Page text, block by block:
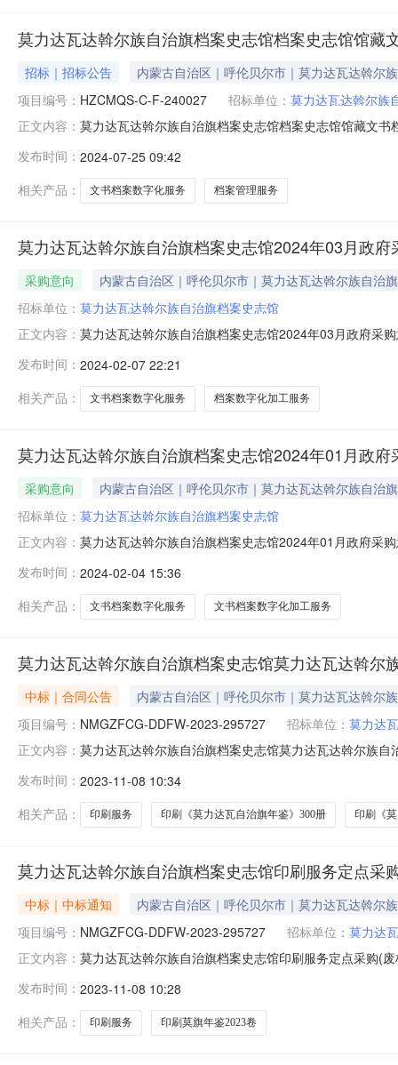
莫力达瓦达斡尔族自治旗档案史志馆档案史志馆馆藏
招标｜招标公告
内蒙古自治区｜呼伦贝尔市｜莫力达瓦达斡尔
项目编号： HZCMQS-C-F-240027 招标单位： 莫力达瓦达斡尔族
正文内容： 莫力达瓦达斡尔族自治旗档案史志馆档案史志馆馆藏文
化服务采购方式：竞争性磋商预算金额：2,220,000.00
发布时间： 2024-07-25 09:42
相关产品：
文书档案数字化服务 档案管理服务
莫力达瓦达斡尔族自治旗档案史志馆2024年03月政府
采购意向
内蒙古自治区｜呼伦贝尔市｜莫力达瓦达斡尔族自治旗
招标单位： 莫力达瓦达斡尔族自治旗档案史志馆
正文内容： 莫力达瓦达斡尔族自治旗档案史志馆2024年03月政府采
购项目名称采购需求概况预算金额(万元)预计采购时间备
发布时间： 2024-02-07 22:21
相关产品：
文书档案数字化服务 档案数字化加工服务
莫力达瓦达斡尔族自治旗档案史志馆2024年01月政府
采购意向
内蒙古自治区｜呼伦贝尔市｜莫力达瓦达斡尔族自治旗
招标单位： 莫力达瓦达斡尔族自治旗档案史志馆
正文内容： 莫力达瓦达斡尔族自治旗档案史志馆2024年01月政府采
购需求概况预算金额(万元)预计采购时间备注1莫力达瓦
发布时间： 2024-02-04 15:36
相关产品：
文书档案数字化服务 文书档案数字化加工服务
莫力达瓦达斡尔族自治旗档案史志馆莫力达瓦达斡
中标｜合同公告
内蒙古自治区｜呼伦贝尔市｜莫力达瓦达斡尔
项目编号： NMGZFCG-DDFW-2023-295727 招标单位： 莫力达
正文内容： 莫力达瓦达斡尔族自治旗档案史志馆莫力达瓦达斡尔族
采购(废标重上项目)五、合同主体采购人(甲方)：莫力达
发布时间： 2023-11-08 10:34
相关产品：
印刷服务 印刷《莫力达瓦自治旗年鉴》300册 印刷《
莫力达瓦达斡尔族自治旗档案史志馆印刷服务定点采
中标｜中标通知
内蒙古自治区｜呼伦贝尔市｜莫力达瓦达斡尔
项目编号： NMGZFCG-DDFW-2023-295727 招标单位： 莫力达
正文内容： 莫力达瓦达斡尔族自治旗档案史志馆印刷服务定点采购(
始时间：2023-11-0809:21:43项目截止时间：2023-11-
发布时间： 2023-11-08 10:28
相关产品：
印刷服务 印刷莫旗年鉴2023卷